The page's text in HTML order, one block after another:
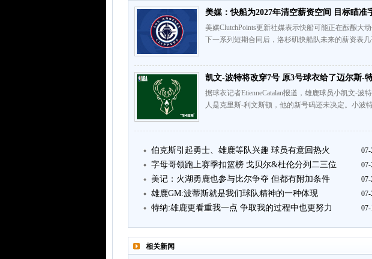
美媒：快船为2027年清空薪资空间 目标瞄准
美媒ClutchPoints更新社媒表示快船可能正在酝酿大
下一系列短期合同后，洛杉矶快船队未来的薪资表
凯文-波特将改穿7号 原3号球衣给了迈尔斯-
据球衣记者EtienneCatalan报道，雄鹿球员小凯文-波
人是克里斯-利文斯顿，他的新号码还未决定。小
伯克斯引起勇士、雄鹿等队兴趣 球员有意回热火 07-
字母哥领跑上赛季扣篮榜 戈贝尔&杜伦分列二三位 07-
美记：火湖勇鹿也参与比尔争夺 但都有附加条件 07-
雄鹿GM:波蒂斯就是我们球队精神的一种体现 07-
特纳:雄鹿更看重我一点 争取我的过程中也更努力 07-
相关新闻